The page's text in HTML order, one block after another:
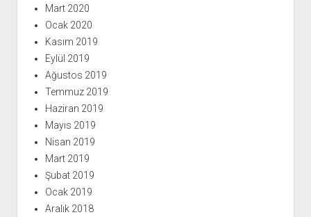
Mart 2020
Ocak 2020
Kasım 2019
Eylül 2019
Ağustos 2019
Temmuz 2019
Haziran 2019
Mayıs 2019
Nisan 2019
Mart 2019
Şubat 2019
Ocak 2019
Aralık 2018